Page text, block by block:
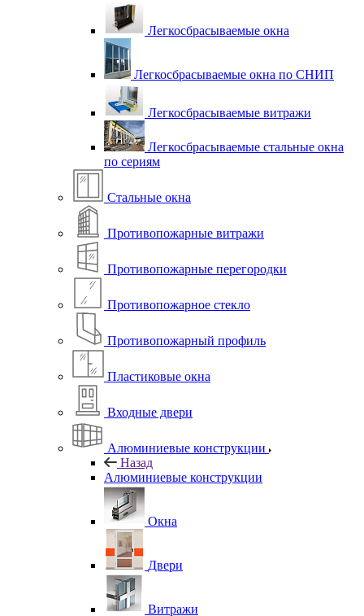
Легкосбрасываемые окна
Легкосбрасываемые окна по СНИП
Легкосбрасываемые витражи
Легкосбрасываемые стальные окна
по сериям
Стальные окна
Противопожарные витражи
Противопожарные перегородки
Противопожарное стекло
Противопожарный профиль
Пластиковые окна
Входные двери
Алюминиевые конструкции
Назад
Алюминиевые конструкции
Окна
Двери
Витражи